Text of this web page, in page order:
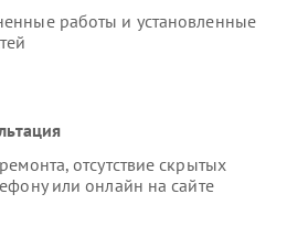
работы и установленные
отсутствие скрытых
или онлайн на сайте